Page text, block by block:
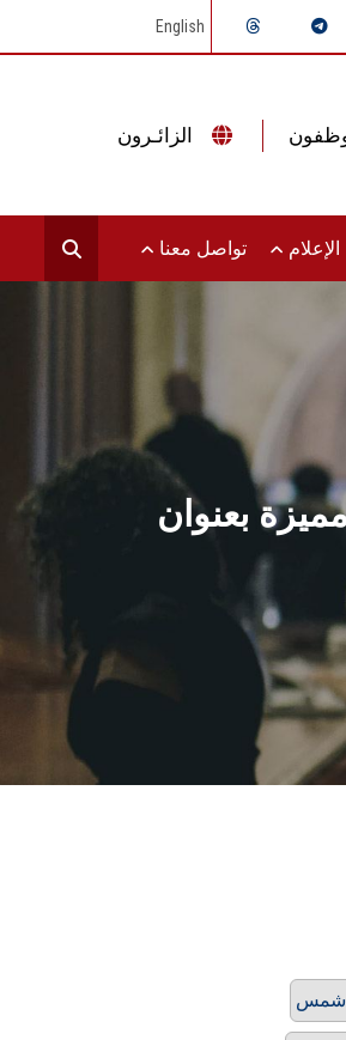
English
الإعلام تواصل معنا
بعنوان
شمس